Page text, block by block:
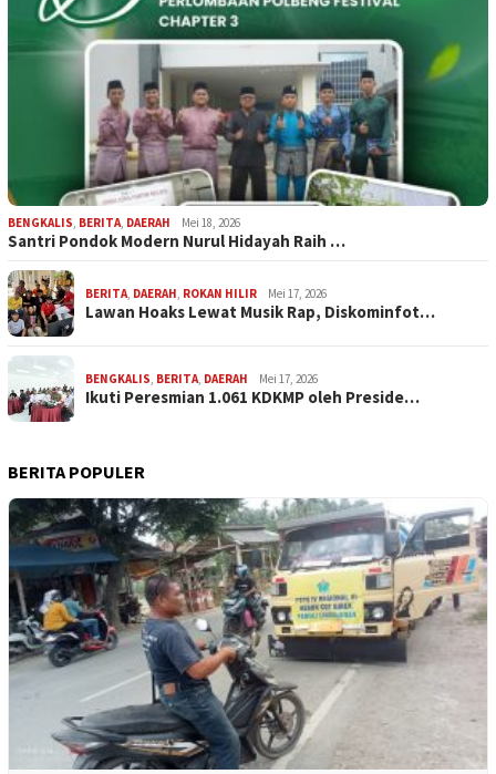
BENGKALIS, BERITA, DAERAH Mei 18, 2026
Santri Pondok Modern Nurul Hidayah Raih …
BERITA, DAERAH, ROKAN HILIR Mei 17, 2026
Lawan Hoaks Lewat Musik Rap, Diskominfot…
BENGKALIS, BERITA, DAERAH Mei 17, 2026
Ikuti Peresmian 1.061 KDKMP oleh Preside…
BERITA POPULER